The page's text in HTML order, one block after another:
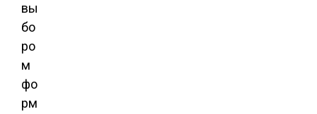
вы
бо
ро
м
фо
рм